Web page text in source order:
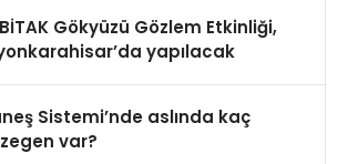
Gökyüzü Gözlem Etkinliği,
yapılacak
Sistemi’nde aslında kaç
var?